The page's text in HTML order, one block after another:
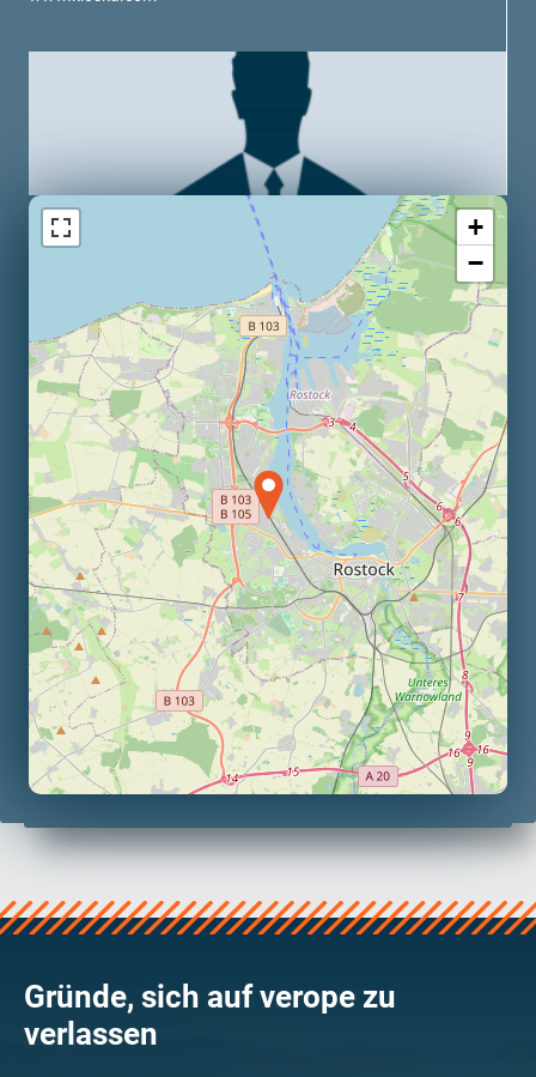
DE
Rope Academy Videos
Downloads Karriere Digital Service
KV R&D
RiseTec Elevator Ropes
+
−
Gründe, sich auf verope zu
verlassen